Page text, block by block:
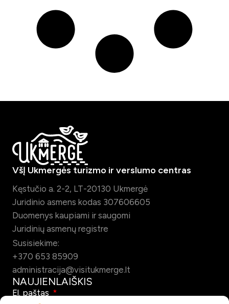
VšĮ Ukmergės turizmo ir verslumo centras
Kęstučio a. 2-2, LT-20130 Ukmergė
Juridinio asmens kodas 307606605
Duomenys kaupiami ir saugomi
Juridinių asmenų registre
Susisiekime:
+370 653 85909
administracija@visitukmerge.lt
NAUJIENLAIŠKIS
El. paštas